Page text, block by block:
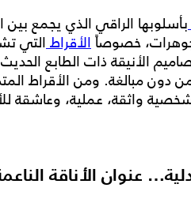
بأسلوبها الراقي الذي يجمع
خصوصاً الأقراط التي
الأنيقة ذات الطابع
مبالغة. ومن الأقراط
واثقة، عملية، وعاشقة
عنوان الأناقة